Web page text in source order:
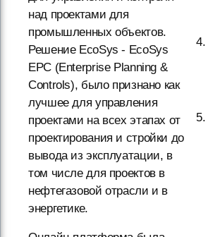
над проектами для
промышленных объектов.
Решение EcoSys - EcoSys
EPC (Enterprise Planning &
Controls), было признано как
лучшее для управления
проектами на всех этапах от
проектирования и стройки до
вывода из эксплуатации, в
том числе для проектов в
нефтегазовой отрасли и в
энергетике.